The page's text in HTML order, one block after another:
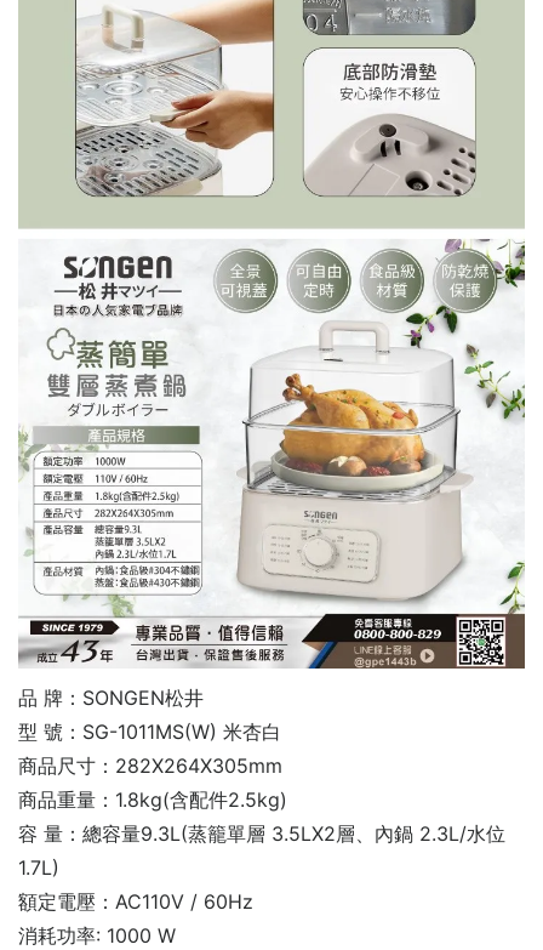
品 牌：SONGEN松井
型 號：SG-1011MS(W) 米杏白
商品尺寸：282X264X305mm
商品重量：1.8kg(含配件2.5kg)
容 量：總容量9.3L(蒸籠單層 3.5LX2層、內鍋 2.3L/水位
1.7L)
額定電壓：AC110V / 60Hz
消耗功率: 1000 W